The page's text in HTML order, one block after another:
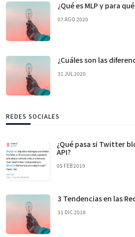
¿Qué es MLP y para
07 AGO 2020
¿Cuáles son las
31 JUL 2020
REDES SOCIALES
¿Qué pasa si Twitter
API?
05 FEB 2019
3 Tendencias en las
31 DIC 2018